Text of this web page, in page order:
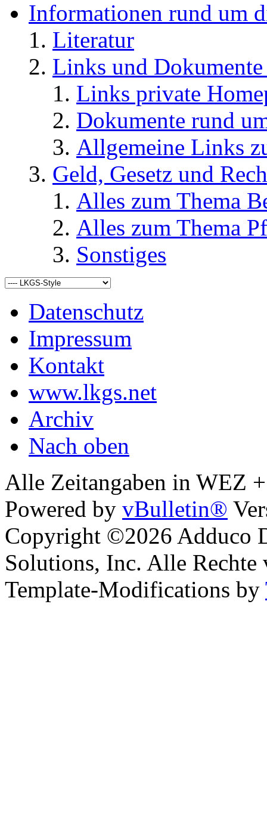
Informationen rund um
Literatur
Links und
Links private
Dokumente rund
Allgemeine Links
Geld, Gesetz und
Alles zum Thema
Alles zum Thema
Sonstiges
Datenschutz
Impressum
Kontakt
www.lkgs.net
Archiv
Nach oben
Alle Zeitangaben in WEZ
Powered by vBulletin®
Copyright ©2026 Adduco
Solutions, Inc. Alle Rechte
Template-Modifications by